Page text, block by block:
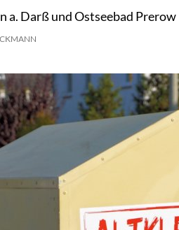
a. Darß und Ostseebad Prerow